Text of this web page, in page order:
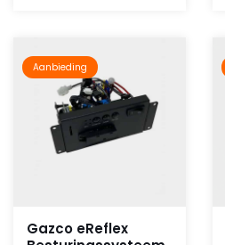
Aanbieding
Gazco eReflex